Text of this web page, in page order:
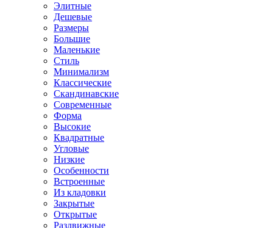
Элитные
Дешевые
Размеры
Большие
Маленькие
Стиль
Минимализм
Классические
Скандинавские
Современные
Форма
Высокие
Квадратные
Угловые
Низкие
Особенности
Встроенные
Из кладовки
Закрытые
Открытые
Раздвижные